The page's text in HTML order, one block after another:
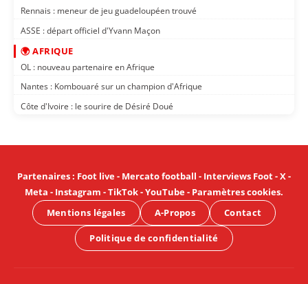
Rennais : meneur de jeu guadeloupéen trouvé
ASSE : départ officiel d'Yvann Maçon
🌍 AFRIQUE
OL : nouveau partenaire en Afrique
Nantes : Kombouaré sur un champion d'Afrique
Côte d'Ivoire : le sourire de Désiré Doué
Partenaires: Foot live- Mercato football - Interviews Foot-X-
Meta - Instagram -TikTok-YouTube- Paramètres cookies.
Mentions légales
A-Propos Contact
Politique de confidentialité